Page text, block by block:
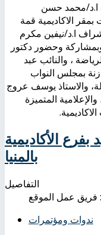
ا.د/محمد حسن
الاكاديمية قمة
ا.د/نيفين مكرم
وحضور دكتور
، والنائب عبد
بمجلس النواب
والاستاذ يوسف عروج
المتميزة
بفرع الأكاديمية
بالمنيا
التفاصيل
فريق عمل الموقع
ندوات ومؤتمرات